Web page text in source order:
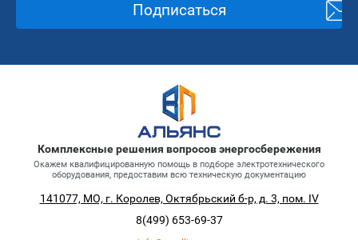
Подписаться
Комплексные решения вопросов энергосбережения
Окажем квалифицированную помощь в подборе электротехнического
оборудования, предоставим всю техническую документацию
141077, МО, г. Королев, Октябрьский б-р, д. 3, пом. IV
8(499) 653-69-37